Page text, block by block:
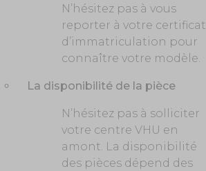
N’hésitez pas à vous
reporter à votre certificat
d’immatriculation pour
connaître votre modèle.
La disponibilité de la pièce
N’hésitez pas à solliciter
votre centre VHU en
amont. La disponibilité
des pièces dépend des